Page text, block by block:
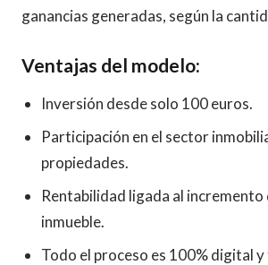
ganancias generadas, según la
Ventajas del modelo:
Inversión desde solo 100 euros.
Participación en el sector
propiedades.
Rentabilidad ligada al incremento
inmueble.
Todo el proceso es 100% digital